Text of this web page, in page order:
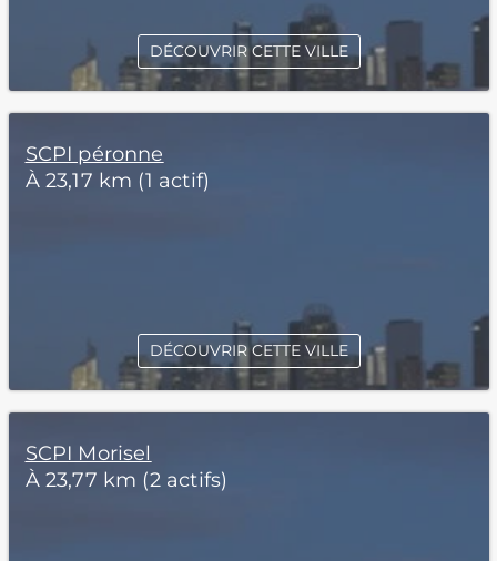
DÉCOUVRIR CETTE VILLE
SCPI péronne
À 23,17 km (1 actif)
DÉCOUVRIR CETTE VILLE
SCPI Morisel
À 23,77 km (2 actifs)